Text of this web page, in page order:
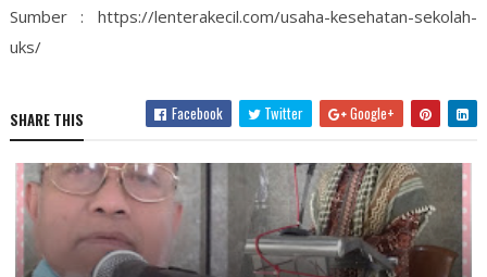
Sumber : https://lenterakecil.com/usaha-kesehatan-sekolah-
uks/
SHARE THIS Facebook Twitter Google+